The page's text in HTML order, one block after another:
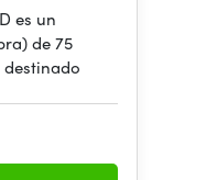
es un
de 75